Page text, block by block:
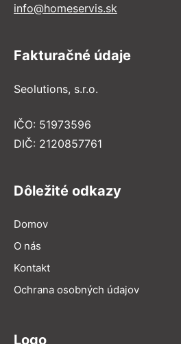
info@homeservis.sk
Fakturačné údaje
Seolutions, s.r.o.
IČO: 51973596
DIČ: 2120857761
Dôležité odkazy
Domov
O nás
Kontakt
Ochrana osobných údajov
Logo